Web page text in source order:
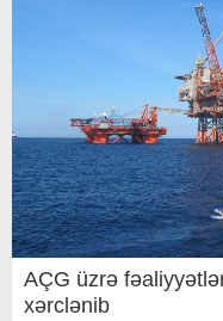
AÇG üzrə
xərclənib